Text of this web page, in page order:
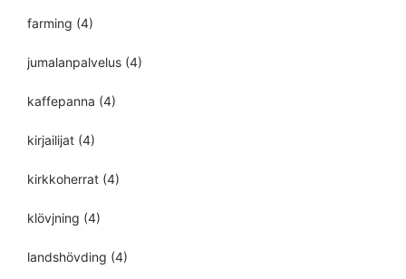
farming (4)
jumalanpalvelus (4)
kaffepanna (4)
kirjailijat (4)
kirkkoherrat (4)
klövjning (4)
landshövding (4)